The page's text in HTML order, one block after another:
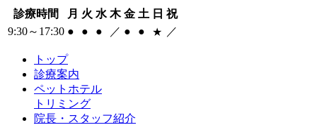
診療時間 月 火 水 木 金 土 日 祝
9:30～17:30 ● ● ● ／ ● ● ★ ／
トップ
診療案内
ペットホテル
トリミング
院長・スタッフ紹介